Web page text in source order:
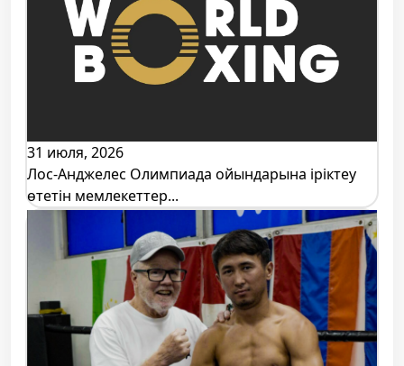
31 июля, 2026
Лос-Анджелес Олимпиада ойындарына іріктеу
өтетін мемлекеттер...